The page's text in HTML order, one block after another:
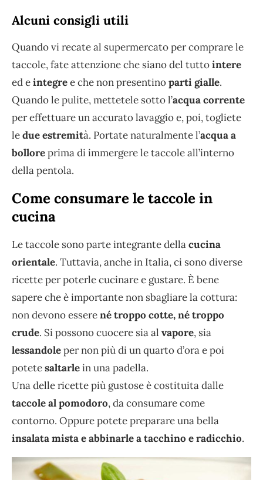
Alcuni consigli utili
Quando vi recate al supermercato per comprare le
taccole, fate attenzione che siano del tuttointere
ed eintegree che non presentinoparti gialle.
Quando le pulite, mettetele sotto l’acqua corrente
per effettuare un accurato lavaggio e, poi, togliete
ledue estremità. Portate naturalmente l’acqua a
bolloreprima di immergere le taccole all’interno
della pentola.
Come consumare le taccole in
cucina
Le taccole sono parte integrante dellacucina
orientale. Tuttavia, anche in Italia, ci sono diverse
ricette per poterle cucinare e gustare. È bene
sapere che è importante non sbagliare la cottura:
non devono esserené troppo cotte, né troppo
crude. Si possono cuocere sia al vapore, sia
lessandoleper non più di un quarto d’ora e poi
potetesaltarlein una padella.
Una delle ricette più gustose è costituita dalle
taccole al pomodoro, da consumare come
contorno. Oppure potete preparare una bella
insalata mista e abbinarle a tacchino e radicchio.